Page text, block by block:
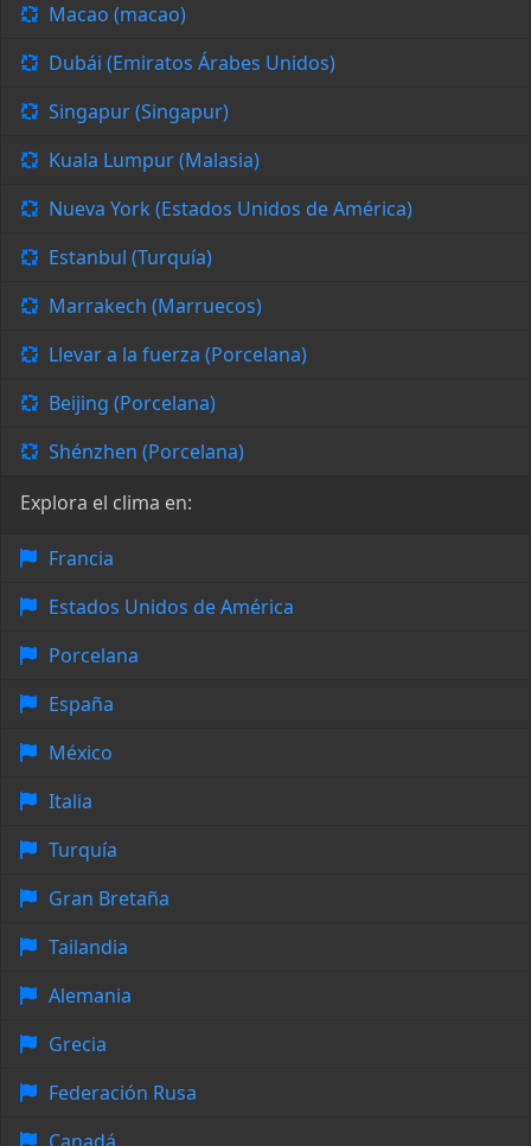
Macao (macao)
Dubái (Emiratos Árabes Unidos)
Singapur (Singapur)
Kuala Lumpur (Malasia)
Nueva York (Estados Unidos de América)
Estanbul (Turquía)
Marrakech (Marruecos)
Llevar a la fuerza (Porcelana)
Beijing (Porcelana)
Shénzhen (Porcelana)
Explora el clima en:
Francia
Estados Unidos de América
Porcelana
España
México
Italia
Turquía
Gran Bretaña
Tailandia
Alemania
Grecia
Federación Rusa